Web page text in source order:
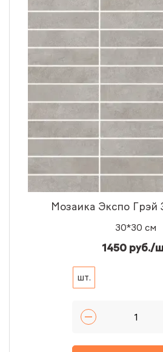
Мозаика Экспо Грэй
30*30 см
1450 руб./
шт.